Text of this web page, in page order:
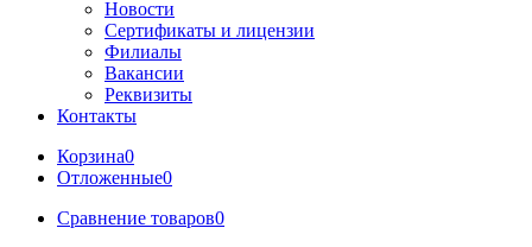
Новости
Сертификаты и лицензии
Филиалы
Вакансии
Реквизиты
Контакты
Корзина0
Отложенные0
Сравнение товаров0